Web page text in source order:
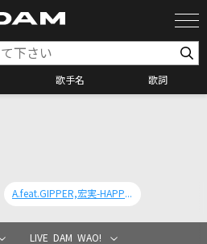
歌手名 歌詞
ケリクエスト
A.feat.GIPPER,宏実-HAPPY LIFE Ver.-
LIVE DAM WAO!